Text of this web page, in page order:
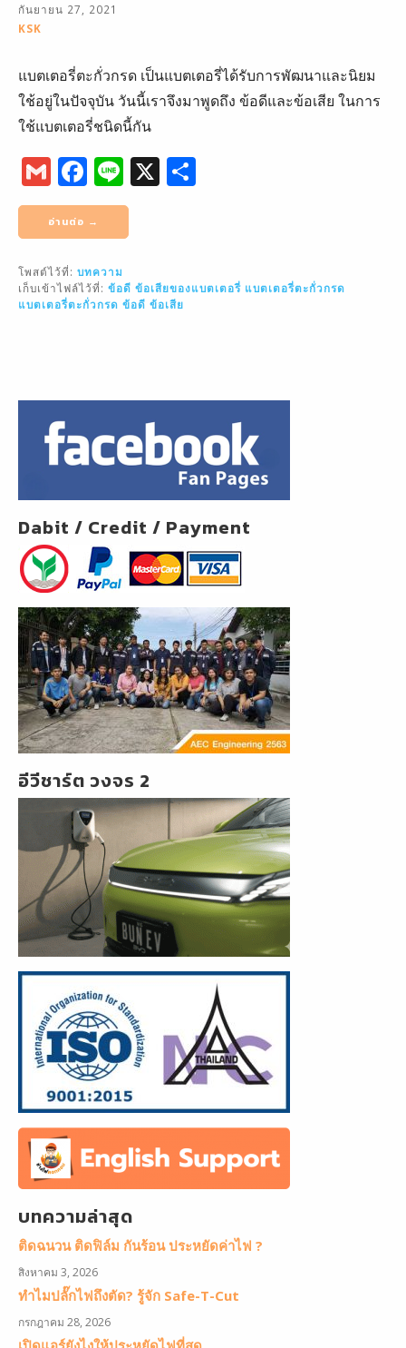
กันยายน 27, 2021
KSK
แบตเตอรี่ตะกั่วกรด เป็นแบตเตอรี่ได้รับการพัฒนาและนิยม
ใช้อยู่ในปัจจุบัน วันนี้เราจึงมาพูดถึง ข้อดีและข้อเสีย ในการ
ใช้แบตเตอรี่ชนิดนี้กัน
G
m
ai
l
F
a
c
e
b
o
Li
n
e
X
อ่านต่อ →
โพสต์ไว้ที่: บทความ
เก็บเข้าไฟล์ไว้ที่: ข้อดี ข้อเสียของแบตเตอรี่ แบตเตอรี่ตะกั่วกรด
แบตเตอรี่ตะกั่วกรด ข้อดี ข้อเสีย
Dabit / Credit / Payment
อีวีชาร์ต วงจร 2
บทความล่าสุด
ติดฉนวน ติดฟิล์ม กันร้อน ประหยัดค่าไฟ ?
สิงหาคม 3, 2026
ทำไมปลั๊กไฟถึงตัด? รู้จัก Safe-T-Cut
กรกฎาคม 28, 2026